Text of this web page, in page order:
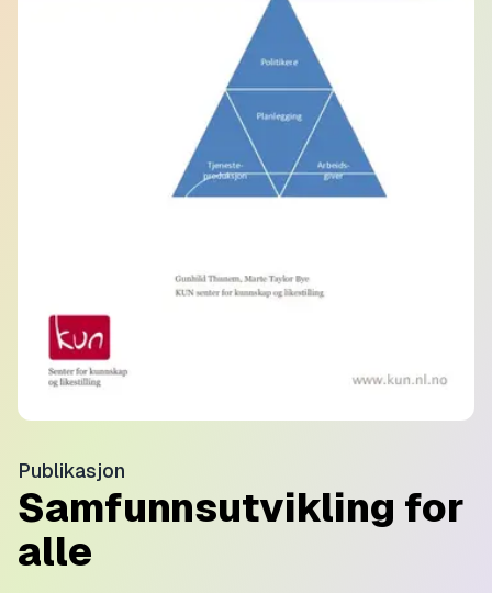
Publikasjon
Samfunnsutvikling for
alle